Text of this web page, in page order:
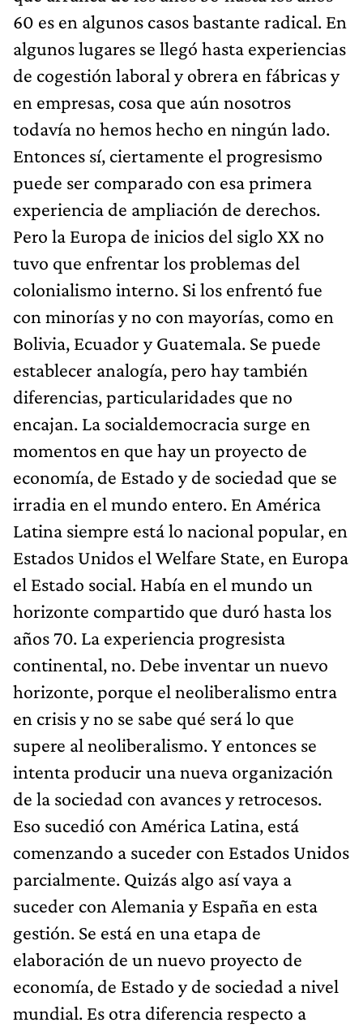
60 es en algunos casos bastante radical. En
algunos lugares se llegó hasta experiencias
de cogestión laboral y obrera en fábricas y
en empresas, cosa que aún nosotros
todavía no hemos hecho en ningún lado.
Entonces sí, ciertamente el progresismo
puede ser comparado con esa primera
experiencia de ampliación de derechos.
Pero la Europa de inicios del siglo XX no
tuvo que enfrentar los problemas del
colonialismo interno. Si los enfrentó fue
con minorías y no con mayorías, como en
Bolivia, Ecuador y Guatemala. Se puede
establecer analogía, pero hay también
diferencias, particularidades que no
encajan. La socialdemocracia surge en
momentos en que hay un proyecto de
economía, de Estado y de sociedad que se
irradia en el mundo entero. En América
Latina siempre está lo nacional popular, en
Estados Unidos el Welfare State, en Europa
el Estado social. Había en el mundo un
horizonte compartido que duró hasta los
años 70. La experiencia progresista
continental, no. Debe inventar un nuevo
horizonte, porque el neoliberalismo entra
en crisis y no se sabe qué será lo que
supere al neoliberalismo. Y entonces se
intenta producir una nueva organización
de la sociedad con avances y retrocesos.
Eso sucedió con América Latina, está
comenzando a suceder con Estados Unidos
parcialmente. Quizás algo así vaya a
suceder con Alemania y España en esta
gestión. Se está en una etapa de
elaboración de un nuevo proyecto de
economía, de Estado y de sociedad a nivel
mundial. Es otra diferencia respecto a